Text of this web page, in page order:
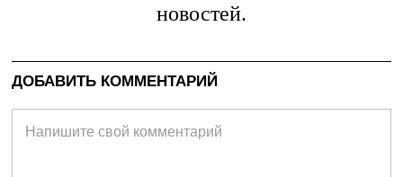
новостей.
ДОБАВИТЬ КОММЕНТАРИЙ